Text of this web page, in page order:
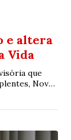
e altera
Vida
que
Novo